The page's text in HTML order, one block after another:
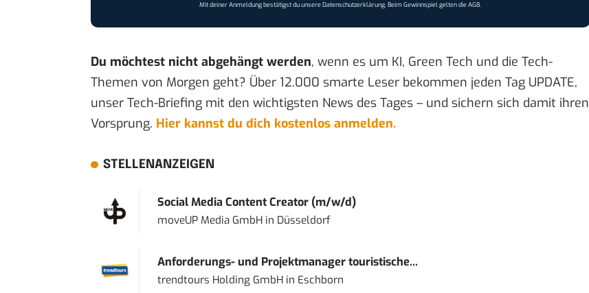
Mit deiner Anmeldung bestätigst du unsereDatenschutzerklärung. Beim Gewinnspiel gelten dieAGB.
Du möchtest nicht abgehängt werden, wenn es um KI, Green Tech und die Tech-
Themen von Morgen geht? Über 12.000 smarte Leser bekommen jeden Tag UPDATE,
unser Tech-Briefing mit den wichtigsten News des Tages – und sichern sich damit ihren
Vorsprung. Hier kannst du dich kostenlos anmelden.
STELLENANZEIGEN
Social Media Content Creator (m/w/d)
moveUP Media GmbHin Düsseldorf
Anforderungs- und Projektmanager touristische...
trendtours Holding GmbHin Eschborn